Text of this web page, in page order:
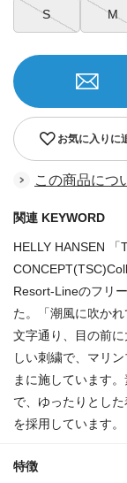
S M
お気に入りに
この商品につ
関連 KEYWORD
HELLY HANSEN 「
Resort-Lineのフリ
た。「潮風に吹か
文字通り、目の前
しい刺繍で、マリ
まに施しています
で、ゆったりとし
を採用しています。
特徴